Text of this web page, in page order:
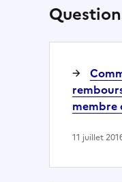
membre
11 juillet